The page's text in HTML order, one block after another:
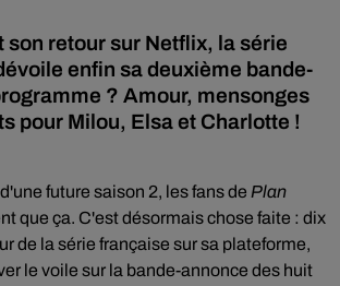
son retour sur Netflix, la série
enfin sa deuxième bande-
? Amour, mensonges
pour Milou, Elsa et Charlotte !
future saison 2, les fans de Plan
que ça. C'est désormais chose faite : dix
de la série française sur sa plateforme,
le voile sur la bande-annonce des huit